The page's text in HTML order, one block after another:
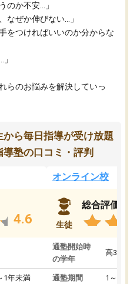
のか不安…」
なぜか伸びない…」
をつければいいのか分からな
らのお悩みを解決していっ
ら毎日指導が受け放題
塾の口コミ・評判
4.6
1年未満
オンライン校
生徒
総合評価
通塾開始時
の学年
高3
通塾期間 1～3ヵ月